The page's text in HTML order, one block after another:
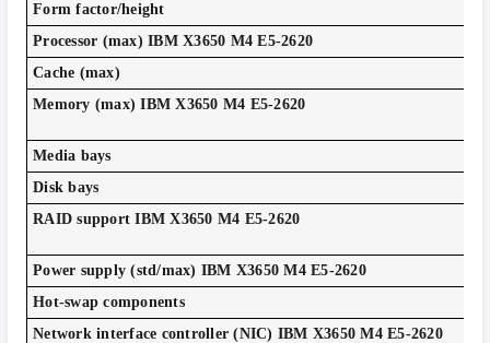
Form factor/height
Processor (max) IBM X3650 M4 E5-2620
Cache (max)
Memory (max) IBM X3650 M4 E5-2620
Media bays
Disk bays
RAID support IBM X3650 M4 E5-2620
Power supply (std/max) IBM X3650 M4 E5-2620
Hot-swap components
Network interface controller (NIC) IBM X3650 M4 E5-2620